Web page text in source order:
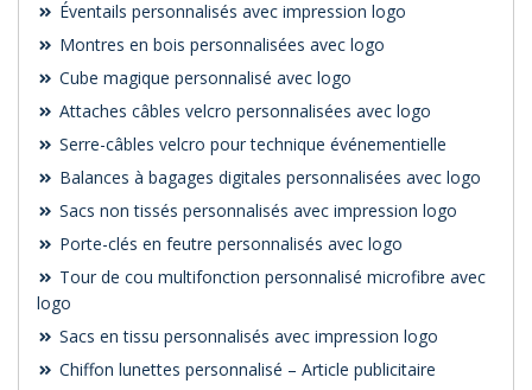
Éventails personnalisés avec impression logo
Montres en bois personnalisées avec logo
Cube magique personnalisé avec logo
Attaches câbles velcro personnalisées avec logo
Serre-câbles velcro pour technique événementielle
Balances à bagages digitales personnalisées avec logo
Sacs non tissés personnalisés avec impression logo
Porte-clés en feutre personnalisés avec logo
Tour de cou multifonction personnalisé microfibre avec
logo
Sacs en tissu personnalisés avec impression logo
Chiffon lunettes personnalisé – Article publicitaire